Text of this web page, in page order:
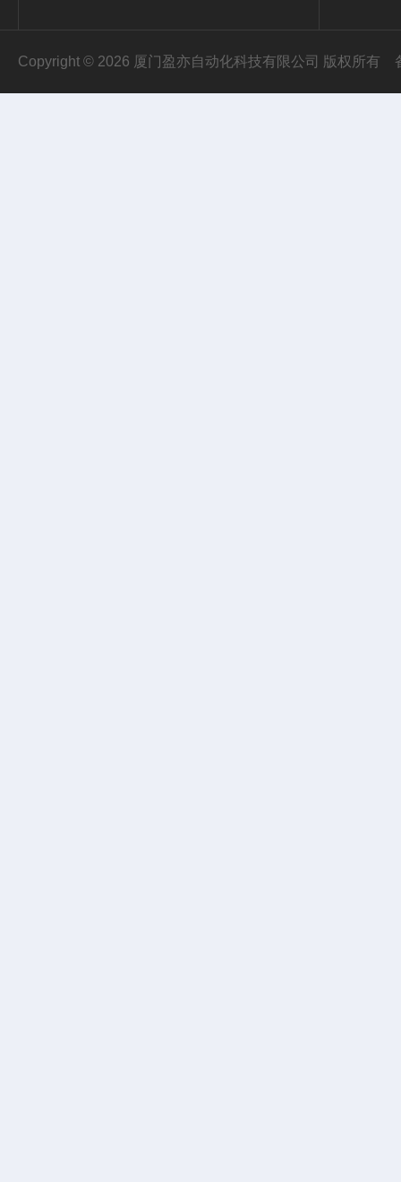
Copyright © 2026 厦门盈亦自动化科技有限公司 版权所有